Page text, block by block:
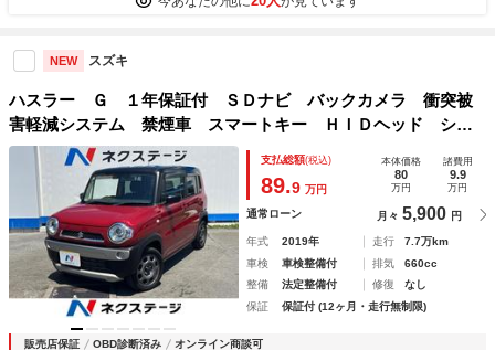
NEW スズキ
ハスラー Ｇ １年保証付 ＳＤナビ バックカメラ 衝突被
害軽減システム 禁煙車 スマートキー ＨＩＤヘッド シー
トヒーター 車線逸脱警報 オートライト オートエアコン
Ｂｌｕｅｔｏｏｔｈ ＣＤ ＤＶＤ再生 フルセグ
支払総額(税込)
89.9 万円
本体価格
80
万円
諸費用
9.9
万円
通常ローン 月々 5,900 円
年式 2019年 走行
7.7万km
車検
車検整備付 排気
660cc
整備
法定整備付 修復
なし
保証
保証付 (12ヶ月・走行無制限)
販売店保証 OBD診断済み オンライン商談可